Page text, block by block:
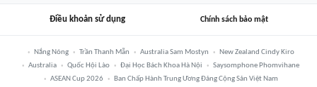
Điều khoản sử dụng Chính sách bảo mật
Nắng Nóng Trần Thanh Mẫn Australia Sam Mostyn
New Zealand Cindy Kiro
Australia
Quốc Hội Lào Đại Học Bách Khoa Hà Nội
Saysomphone Phomvihane
ASEAN Cup 2026
Ban Chấp Hành Trung Ương Đảng Cộng Sản Việt Nam